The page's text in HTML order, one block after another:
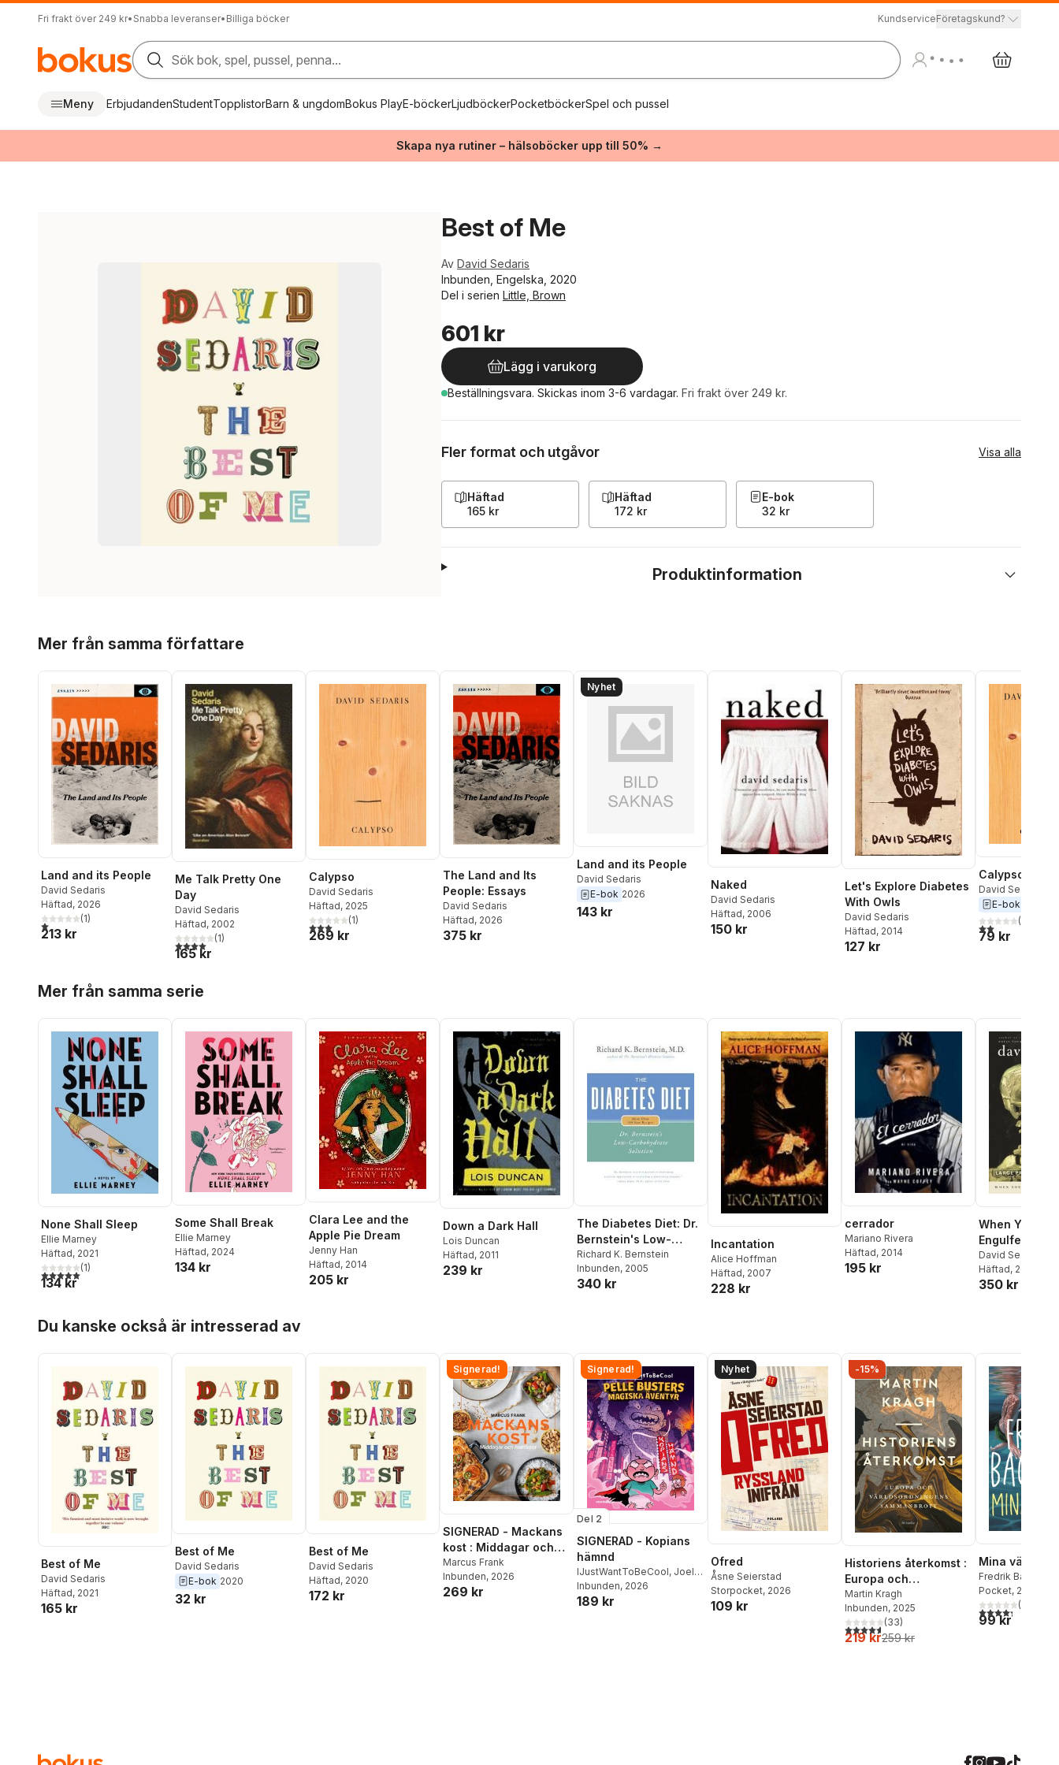
Fri frakt över 249 kr• Snabba leveranser• Billiga böcker KundserviceFöretagskund?
Sök bok, spel, pussel, penna...
Meny ErbjudandenStudentTopplistorBarn & ungdomBokus PlayE-böckerLjudböckerPocketböckerSpel och pussel
Skapa nya rutiner – hälsoböcker upp till 50% →
Best of Me
Av David Sedaris
Inbunden, Engelska, 2020
Del i serien Little, Brown
601 kr
Lägg i varukorg
Beställningsvara. Skickas inom 3-6 vardagar. Fri frakt över 249 kr.
Fler format och utgåvor Visa alla
Häftad
165 kr
Häftad
172 kr
E-bok
32 kr
Produktinformation
Mer från samma författare
Land and its People
David Sedaris
Häftad, 2026
1,0utav 5 stjärnor. Totalt antal röster:
(1)
213 kr
Me Talk Pretty One
Day
David Sedaris
Häftad, 2002
4,0utav 5 stjärnor. Totalt antal röster:
(1)
165 kr
Calypso
David Sedaris
Häftad, 2025
3,0utav 5 stjärnor. Totalt antal röster:
(1)
269 kr
The Land and Its
People: Essays
David Sedaris
Häftad, 2026
375 kr
Nyhet
Land and its People
David Sedaris
E-bok 2026
143 kr
Naked
David Sedaris
Häftad, 2006
150 kr
Let's Explore Diabetes
With Owls
David Sedaris
Häftad, 2014
127 kr
Calypso
David Sedaris
E-bok
2,0utav 5(
79 kr
Mer från samma serie
None Shall Sleep
Ellie Marney
Häftad, 2021
5,0utav 5 stjärnor. Totalt antal röster:
(1)
134 kr
Some Shall Break
Ellie Marney
Häftad, 2024
134 kr
Clara Lee and the
Apple Pie Dream
Jenny Han
Häftad, 2014
205 kr
Down a Dark Hall
Lois Duncan
Häftad, 2011
239 kr
The Diabetes Diet: Dr.
Bernstein's Low-
Carbohydrate Solution
Richard K. Bernstein
Inbunden, 2005
340 kr
Incantation
Alice Hoffman
Häftad, 2007
228 kr
cerrador
Mariano Rivera
Häftad, 2014
195 kr
When You Are
Engulfed in
David Sedaris
Häftad, 2008
350 kr
Du kanske också är intresserad av
Best of Me
David Sedaris
Häftad, 2021
165 kr
Best of Me
David Sedaris
E-bok 2020
32 kr
Best of Me
David Sedaris
Häftad, 2020
172 kr
Signerad!
SIGNERAD - Mackans
kost : Middagar och
matlådor
Marcus Frank
Inbunden, 2026
269 kr
Signerad!
Del 2
SIGNERAD - Kopians
hämnd
IJustWantToBeCool, Joel
Adolphson,Emil Ejdemo
Beer ,Victor Beer
Inbunden, 2026
189 kr
Nyhet
Ofred
Åsne Seierstad
Storpocket, 2026
109 kr
-15%
Historiens återkomst :
Europa och
världsordningens
sammanbrott
Martin Kragh
Inbunden, 2025
4,6utav 5 stjärnor. Totalt antal röster:
(33)
219 kr259 kr
Mina vänner
Fredrik Backman
Pocket, 2026
4,3utav 5(
99 kr